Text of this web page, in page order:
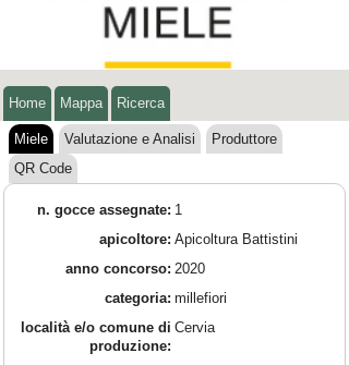
Home Mappa Ricerca
Miele Valutazione e Analisi
Produttore
QR Code
n. gocce assegnate: 1
apicoltore: Apicoltura Battistini
anno concorso: 2020
categoria: millefiori
località e/o comune di
produzione:
Cervia